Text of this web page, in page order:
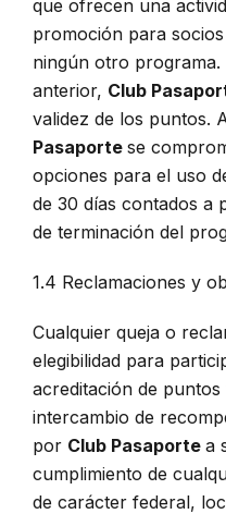
que ofrecen una
promoción para socios
ningún otro
anterior, Club
validez de los puntos.
Pasaporte se
opciones para el uso
de 30 días contados a
de terminación del
1.4 Reclamaciones y
Cualquier queja o
elegibilidad para
acreditación de
intercambio de
por Club Pasaporte a
cumplimiento de
de carácter federal,